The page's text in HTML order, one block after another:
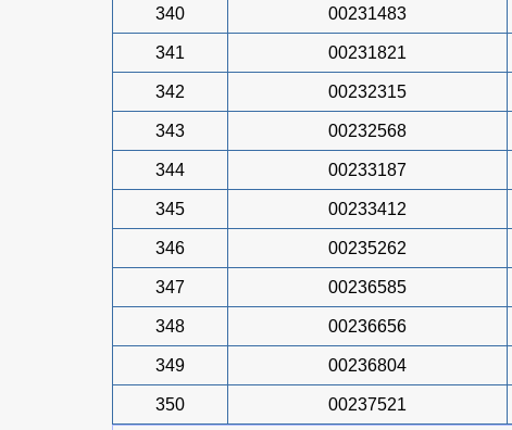
340 00231483
341 00231821
342 00232315
343 00232568
344 00233187
345 00233412
346 00235262
347 00236585
348 00236656
349 00236804
350 00237521